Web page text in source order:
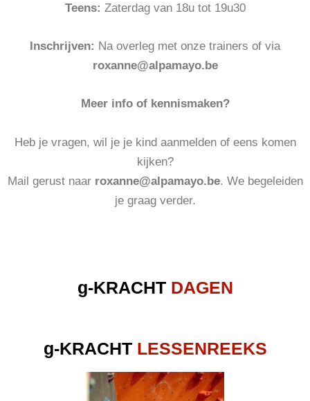
Teens: Zaterdag van 18u tot 19u30
Inschrijven: Na overleg met onze trainers of via
roxanne@alpamayo.be
Meer info of kennismaken?
Heb je vragen, wil je je kind aanmelden of eens komen
kijken?
Mail gerust naar roxanne@alpamayo.be. We begeleiden
je graag verder.
g-KRACHT DAGEN
g-KRACHT LESSENREEKS